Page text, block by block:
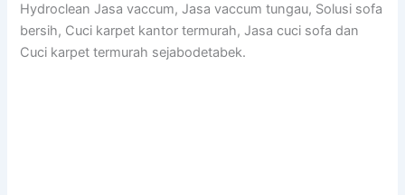
Hydroclean Jasa vaccum, Jasa vaccum tungau, Solusi sofa
bersih, Cuci karpet kantor termurah, Jasa cuci sofa dan
Cuci karpet termurah sejabodetabek.